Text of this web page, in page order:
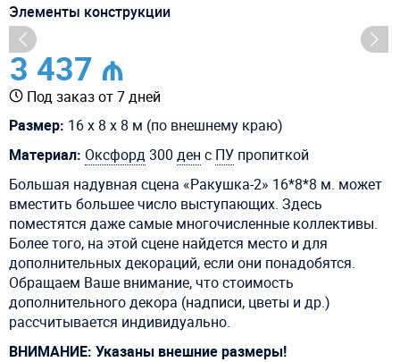
Элементы конструкции
3 437 ₼
Под заказ от 7 дней
Размер: 16 х 8 х 8 м (по внешнему краю)
Материал: Оксфорд300 ден с ПУ пропиткой
Большая надувная сцена «Ракушка-2» 16*8*8 м. может
вместить большее число выступающих. Здесь
поместятся даже самые многочисленные коллективы.
Более того, на этой сцене найдется место и для
дополнительных декораций, если они понадобятся.
Обращаем Ваше внимание, что стоимость
дополнительного декора (надписи, цветы и др.)
рассчитывается индивидуально.
ВНИМАНИЕ: Указаны внешние размеры!